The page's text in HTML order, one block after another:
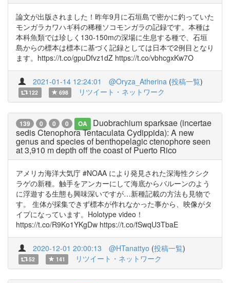
論文が出版されました！昨年9月に石垣島で密かに釣っていた
モンガラカワハギ科の稀種ソコモンガラの記録です。本種は
本科魚類では珍しく130-150mの深場に生息する種で、石垣
島からの標本は標本に基づく記録としては日本で2例目となり
ます。https://t.co/gpuDfvz1dZ https://t.co/vbhcgxKw7O
2021-01-14 12:24:01 @Oryza_Atherina (投稿一覧)
122 698 リツイート・ネットワーク
139 0 0 0 OA
Duobrachium sparksae (incertae
sedis Ctenophora Tentaculata Cydippida): A new
genus and species of benthopelagic ctenophore seen
at 3,910 m depth off the coast of Puerto Rico
アメリカ海洋大気庁 #NOAA により発見された深海性クシク
ラゲの新種。触手をアンカーにして海底からバルーンのよう
に浮遊する生態も興味深いですが…新種記載の方法も見物で
す。 生体が採集できず標本が作れなかった事から、映像がタ
イプになっています。Holotype video！
https://t.co/R9Ko1YKgDw https://t.co/fSwqU3TbaE
2020-12-01 20:00:13 @HTanattyo (投稿一覧)
52 141 リツイート・ネットワーク